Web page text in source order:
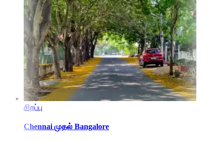
சிறப்பு
Chennai முதல் Bangalore